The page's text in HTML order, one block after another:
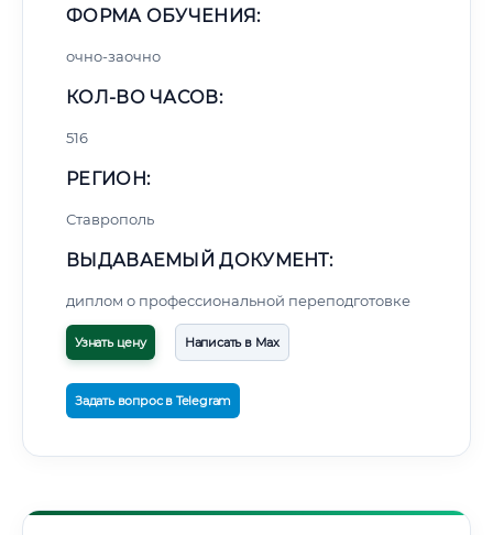
ФОРМА ОБУЧЕНИЯ:
очно-заочно
КОЛ-ВО ЧАСОВ:
516
РЕГИОН:
Ставрополь
ВЫДАВАЕМЫЙ ДОКУМЕНТ:
диплом о профессиональной переподготовке
Узнать цену Написать в Max
Задать вопрос в Telegram